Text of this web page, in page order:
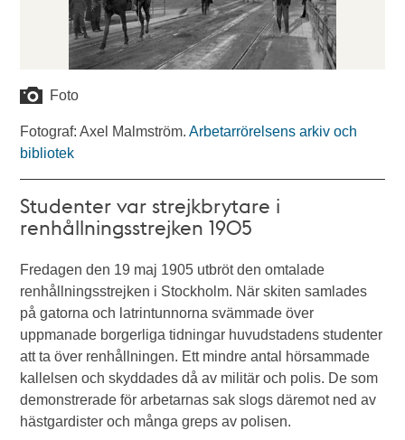
Foto
Fotograf: Axel Malmström.Arbetarrörelsens arkiv och
bibliotek
Studenter var strejkbrytare i
renhållningsstrejken 1905
Fredagen den 19 maj 1905 utbröt den omtalade
renhållningsstrejken i Stockholm. När skiten samlades
på gatorna och latrintunnorna svämmade över
uppmanade borgerliga tidningar huvudstadens studenter
att ta över renhållningen. Ett mindre antal hörsammade
kallelsen och skyddades då av militär och polis. De som
demonstrerade för arbetarnas sak slogs däremot ned av
hästgardister och många greps av polisen.